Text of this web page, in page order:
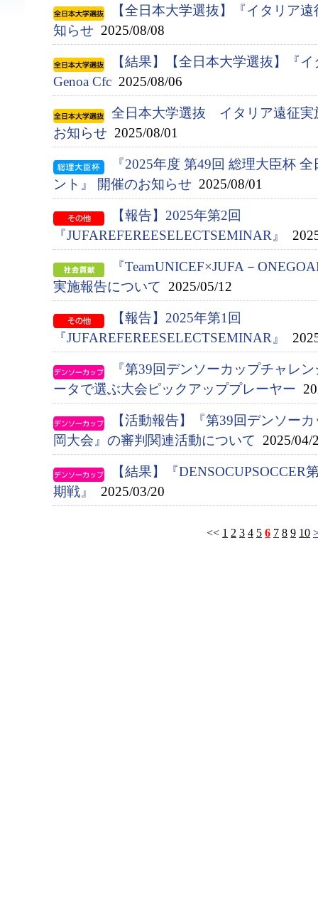
【全日本大学選抜】『イタリア
知らせ 2025/08/08
【結果】【全日本大学選抜】『
Genoa Cfc 2025/08/06
全日本大学選抜 イタリア遠征実
お知らせ 2025/08/01
『2025年度 第49回 総理大臣杯
ント』 開催のお知らせ 2025/08/01
【報告】2025年第2回
『JUFAREFEREESELECTSEMINAR』
『TeamUNICEF×JUFA－
実施報告について 2025/05/12
【報告】2025年第1回
『JUFAREFEREESELECTSEMINAR』
『第39回デンソーカップチャレ
ータで選ぶ大会ピックアッププレーヤー
【活動報告】『第39回デンソー
岡大会』の審判関連活動について 2025/04/
【結果】『
期戦』
2025/03/20
<< 1 2 3 4 5 6 7 8 9 10